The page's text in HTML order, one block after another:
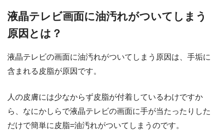
液晶テレビ画面に油汚れがついてしまう
原因とは？
液晶テレビの画面に油汚れがついてしまう原因は、手垢に
含まれる皮脂が原因です。
人の皮膚には少なからず皮脂が付着しているわけですか
ら、なにかしらで液晶テレビの画面に手が当たったりした
だけで簡単に皮脂=油汚れがついてしまうのです。